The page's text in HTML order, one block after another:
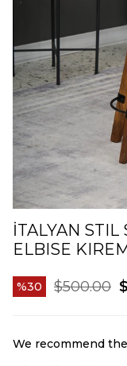
İTALYAN
ELBISE
30 $500.00
We recommend